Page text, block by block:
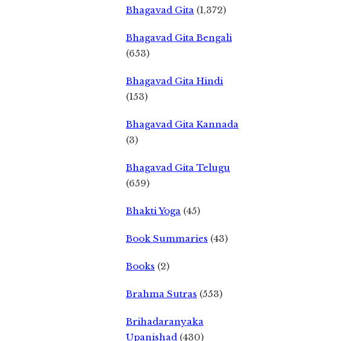
Bhagavad Gita (1,372)
Bhagavad Gita Bengali
(653)
Bhagavad Gita Hindi
(153)
Bhagavad Gita Kannada
(3)
Bhagavad Gita Telugu
(659)
Bhakti Yoga (45)
Book Summaries (43)
Books (2)
Brahma Sutras (553)
Brihadaranyaka
Upanishad (430)